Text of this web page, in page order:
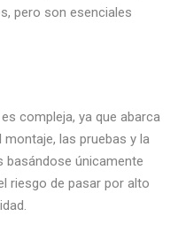
pero son esenciales
compleja, ya que abarca
las pruebas y la
basándose únicamente
riesgo de pasar por alto